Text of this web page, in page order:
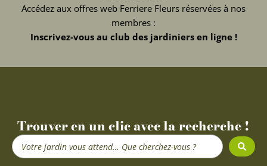
Accédez aux offres web Ferriere Fleurs réservées à nos
membres :
Inscrivez-vous au club des jardiniers en ligne !
Trouver en un clic avec la recherche !
Search
...